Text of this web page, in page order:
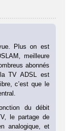
Plus on est
meilleure
abonnés
TV ADSL est
c’est que le
du débit
le partage de
analogique, et